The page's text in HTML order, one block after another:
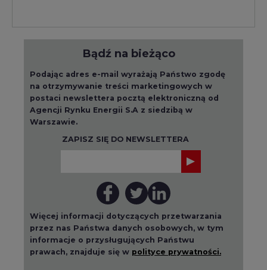
Bądź na bieżąco
Podając adres e-mail wyrażają Państwo zgodę
na otrzymywanie treści marketingowych w
postaci newslettera pocztą elektroniczną od
Agencji Rynku Energii S.A z siedzibą w
Warszawie.
ZAPISZ SIĘ DO NEWSLETTERA
Więcej informacji dotyczących przetwarzania
przez nas Państwa danych osobowych, w tym
informacje o przysługujących Państwu
prawach, znajduje się w polityce prywatności.